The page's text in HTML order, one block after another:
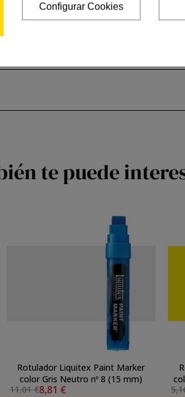
te puede
Rotulador Liquitex Paint Marker
color Gris Neutro nº 8 (15 mm)
11,01 €8,81 €
Configurar Cookies